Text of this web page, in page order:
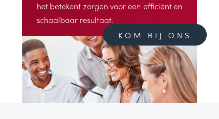
het betekent zorgen voor een efficiënt en
schaalbaar resultaat.
KOM BIJ ONS